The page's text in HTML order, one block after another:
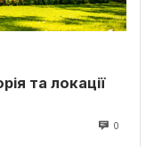
та локації
0